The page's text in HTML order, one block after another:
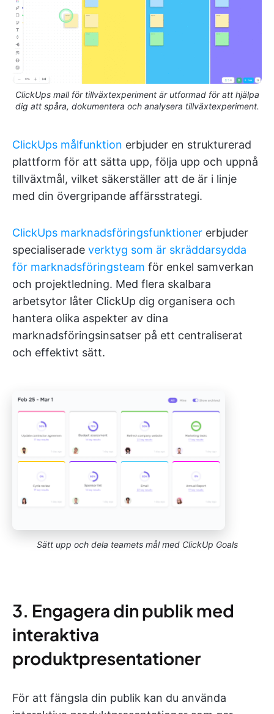
ClickUps mall för tillväxtexperiment är utformad för att hjälpa
dig att spåra, dokumentera och analysera tillväxtexperiment.
ClickUps målfunktion erbjuder en strukturerad
plattform för att sätta upp, följa upp och uppnå
tillväxtmål, vilket säkerställer att de är i linje
med din övergripande affärsstrategi.
ClickUps marknadsföringsfunktioner erbjuder
specialiserade verktyg som är skräddarsydda
för marknadsföringsteam för enkel samverkan
och projektledning. Med flera skalbara
arbetsytor låter ClickUp dig organisera och
hantera olika aspekter av dina
marknadsföringsinsatser på ett centraliserat
och effektivt sätt.
Sätt upp och dela teamets mål med ClickUp Goals
3. Engagera din publik med
interaktiva
produktpresentationer
För att fängsla din publik kan du använda